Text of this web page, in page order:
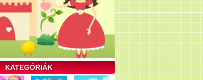
KATEGÓRIÁK